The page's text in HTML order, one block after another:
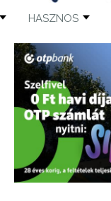
HASZNOS